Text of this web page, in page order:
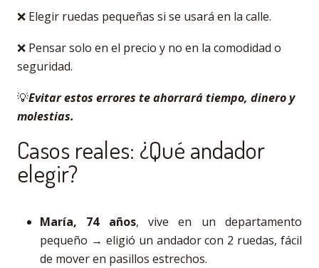
❌ Elegir ruedas pequeñas si se usará en la calle.
❌ Pensar solo en el precio y no en la comodidad o
seguridad.
💡Evitar estos errores te ahorrará tiempo, dinero y
molestias.
Casos reales: ¿Qué andador
elegir?
María, 74 años, vive en un departamento
pequeño → eligió un andador con 2 ruedas, fácil
de mover en pasillos estrechos.